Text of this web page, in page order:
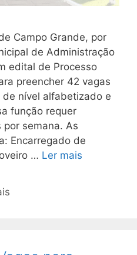
Campo Grande, por
de Administração
edital de Processo
preencher 42 vagas
nível alfabetizado e
função requer
semana. As
Encarregado de
… Ler mais